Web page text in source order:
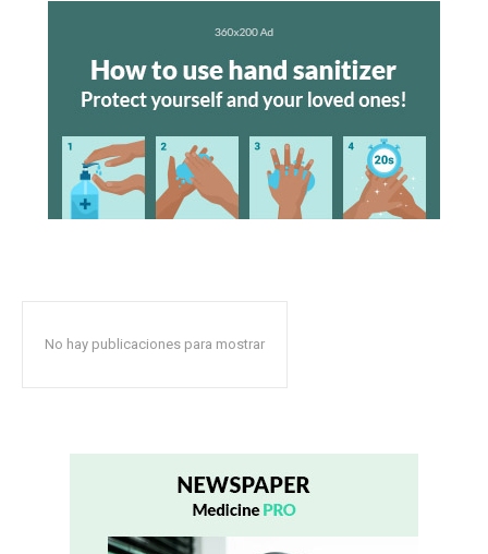
No hay publicaciones para mostrar